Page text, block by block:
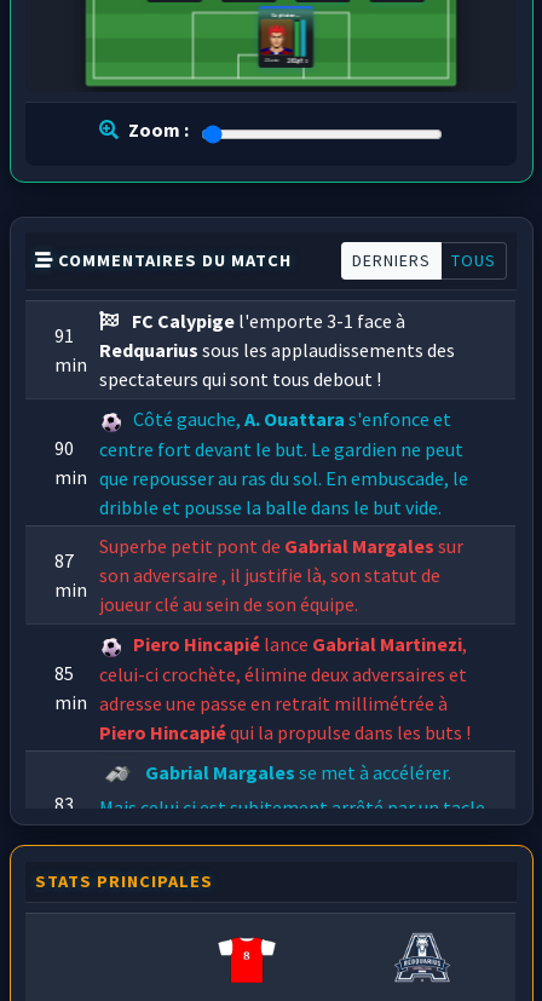
Capitaine...
261 pts
21 ans
Zoom :
COMMENTAIRES DU MATCH DERNIERS TOUS
91
min
FC Calypige l'emporte 3-1 face à
Redquarius sous les applaudissements des
spectateurs qui sont tous debout !
90
min
Côté gauche,A. Ouattara s'enfonce et
centre fort devant le but. Le gardien ne peut
que repousser au ras du sol. En embuscade, le
dribble et pousse la balle dans le but vide.
87
min
Superbe petit pont de Gabrial Margales sur
son adversaire, il justifie là, son statut de
joueur clé au sein de son équipe.
85
min
Piero Hincapié lance Gabrial Martinezi,
celui-ci crochète, élimine deux adversaires et
adresse une passe en retrait millimétrée à
Piero Hincapiéqui la propulse dans les buts !
83
min
Gabrial Margales se met à accélérer.
Mais celui ci est subitement arrêté par un tacle
Piero Hincapiéeffectue une magnifique
transversale àGabrial Martinezi
qui contrôle
le ballon et tire !! Mais le gardien, vigilant,
STATS PRINCIPALES